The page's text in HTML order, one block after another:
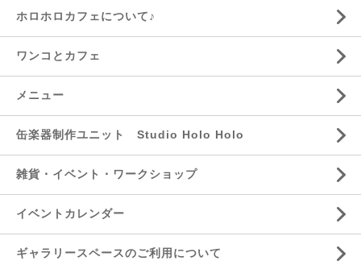
ホロホロカフェについて♪
ワンコとカフェ
メニュー
缶楽器制作ユニット Studio Holo Holo
雑貨・イベント・ワークショップ
イベントカレンダー
ギャラリースペースのご利用について